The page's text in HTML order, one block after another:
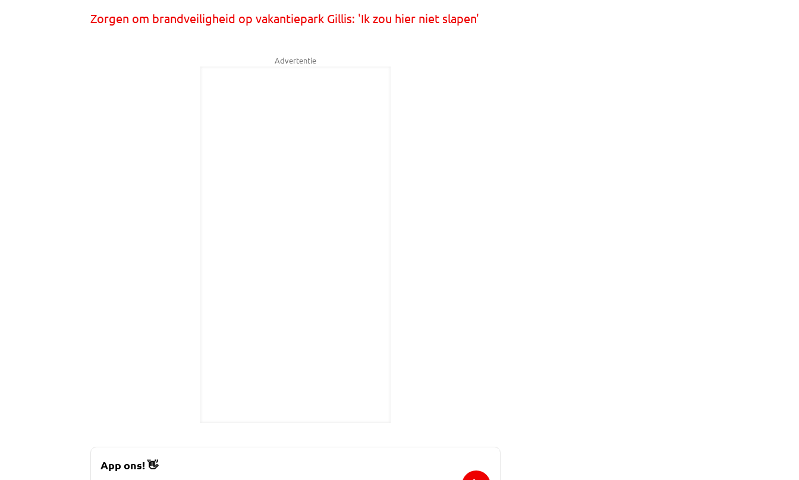
Zorgen om brandveiligheid op vakantiepark Gillis: 'Ik zou hier niet slapen'
Advertentie
App ons!👋